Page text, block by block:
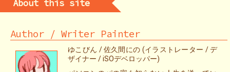
About this site
Author / Writer Painter
ゆこびん / 佐久間にの (イラストレーター / デ
ザイナー / iSOデベロッパー)